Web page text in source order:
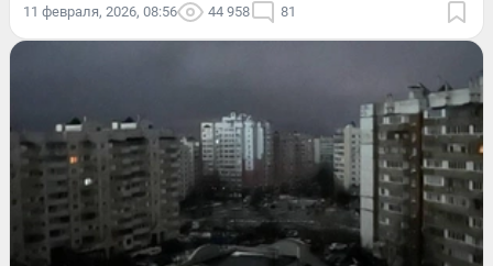
11 февраля, 2026, 08:56 44 958 81